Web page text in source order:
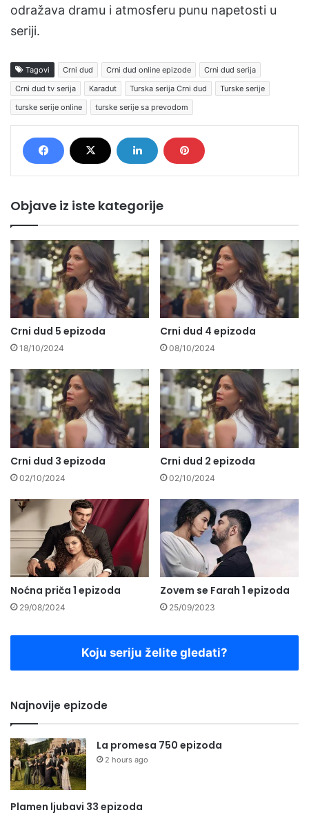
odražava dramu i atmosferu punu napetosti u
seriji.
Tagovi Crni dud Crni dud online epizode
Crni dud serija
Crni dud tv serija
Karadut Turska serija Crni dud
Turske serije
turske serije online
turske serije sa prevodom
Objave iz iste kategorije
Crni dud 5 epizoda
18/10/2024
Crni dud 4 epizoda
08/10/2024
Crni dud 3 epizoda
02/10/2024
Crni dud 2 epizoda
02/10/2024
Noćna priča 1 epizoda
29/08/2024
Zovem se Farah 1 epizoda
25/09/2023
Koju seriju želite gledati?
Najnovije epizode
La promesa 750 epizoda
2 hours ago
Plamen ljubavi 33 epizoda